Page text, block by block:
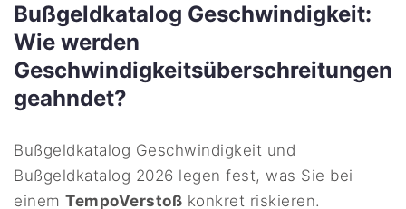
Bußgeldkatalog Geschwindigkeit:
Wie werden
Geschwindigkeitsüberschreitungen
geahndet?
Bußgeldkatalog Geschwindigkeit und
Bußgeldkatalog 2026 legen fest, was Sie bei
einemTempoVerstoß konkret riskieren.